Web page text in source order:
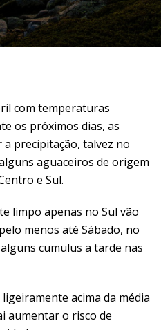
com temperaturas
os próximos dias, as
precipitação, talvez no
aguaceiros de origem
e Sul.
limpo apenas no Sul vão
menos até Sábado, no
cumulus a tarde nas
acima da média
aumentar o risco de